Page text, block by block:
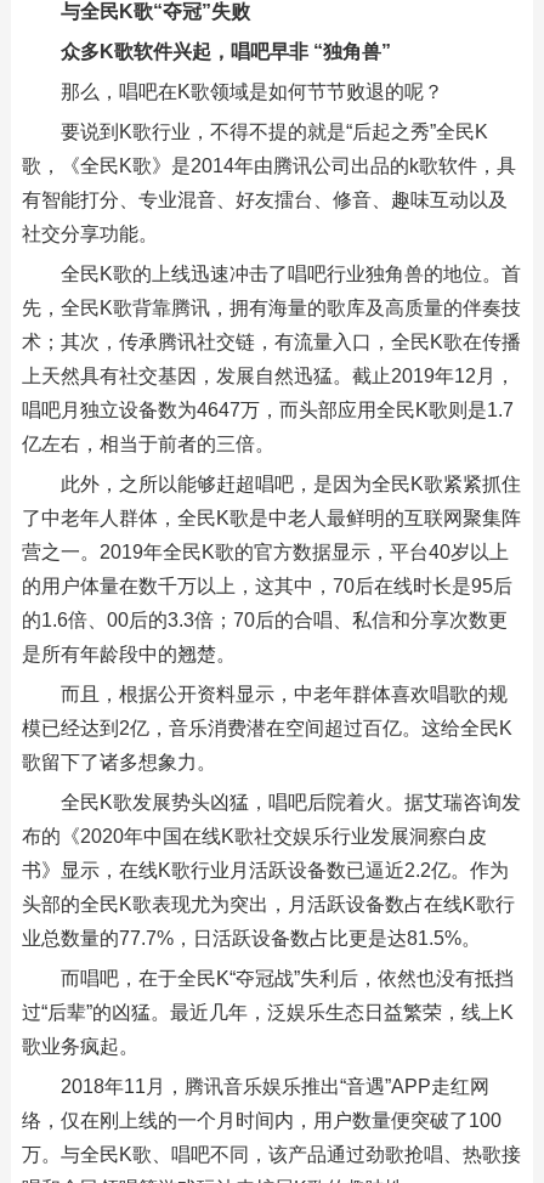
与全民K歌“夺冠”失败
众多K歌软件兴起，唱吧早非 “独角兽”
那么，唱吧在K歌领域是如何节节败退的呢？
要说到K歌行业，不得不提的就是“后起之秀”全民K
歌，《全民K歌》是2014年由腾讯公司出品的k歌软件，具
有智能打分、专业混音、好友擂台、修音、趣味互动以及
社交分享功能。
全民K歌的上线迅速冲击了唱吧行业独角兽的地位。首
先，全民K歌背靠腾讯，拥有海量的歌库及高质量的伴奏技
术；其次，传承腾讯社交链，有流量入口，全民K歌在传播
上天然具有社交基因，发展自然迅猛。截止2019年12月，
唱吧月独立设备数为4647万，而头部应用全民K歌则是1.7
亿左右，相当于前者的三倍。
此外，之所以能够赶超唱吧，是因为全民K歌紧紧抓住
了中老年人群体，全民K歌是中老人最鲜明的互联网聚集阵
营之一。2019年全民K歌的官方数据显示，平台40岁以上
的用户体量在数千万以上，这其中，70后在线时长是95后
的1.6倍、00后的3.3倍；70后的合唱、私信和分享次数更
是所有年龄段中的翘楚。
而且，根据公开资料显示，中老年群体喜欢唱歌的规
模已经达到2亿，音乐消费潜在空间超过百亿。这给全民K
歌留下了诸多想象力。
全民K歌发展势头凶猛，唱吧后院着火。据艾瑞咨询发
布的《2020年中国在线K歌社交娱乐行业发展洞察白皮
书》显示，在线K歌行业月活跃设备数已逼近2.2亿。作为
头部的全民K歌表现尤为突出，月活跃设备数占在线K歌行
业总数量的77.7%，日活跃设备数占比更是达81.5%。
而唱吧，在于全民K“夺冠战”失利后，依然也没有抵挡
过“后辈”的凶猛。最近几年，泛娱乐生态日益繁荣，线上K
歌业务疯起。
2018年11月，腾讯音乐娱乐推出“音遇”APP走红网
络，仅在刚上线的一个月时间内，用户数量便突破了100
万。与全民K歌、唱吧不同，该产品通过劲歌抢唱、热歌接